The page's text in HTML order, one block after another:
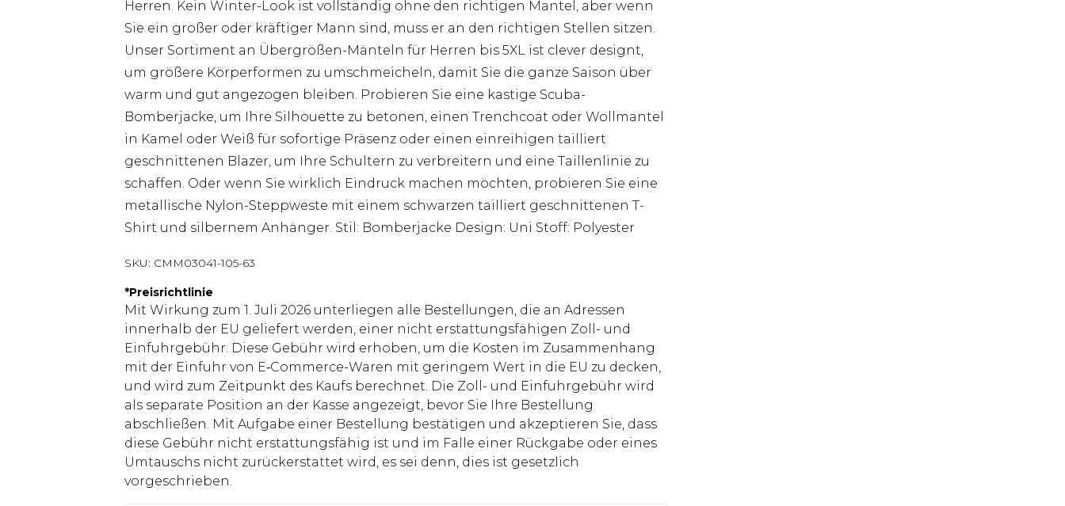
Herren. Kein Winter-Look ist vollständig ohne den richtigen Mantel, aber wenn
Sie ein großer oder kräftiger Mann sind, muss er an den richtigen Stellen sitzen.
Unser Sortiment an Übergrößen-Mänteln für Herren bis 5XL ist clever designt,
um größere Körperformen zu umschmeicheln, damit Sie die ganze Saison über
warm und gut angezogen bleiben. Probieren Sie eine kastige Scuba-
Bomberjacke, um Ihre Silhouette zu betonen, einen Trenchcoat oder Wollmantel
in Kamel oder Weiß für sofortige Präsenz oder einen einreihigen tailliert
geschnittenen Blazer, um Ihre Schultern zu verbreitern und eine Taillenlinie zu
schaffen. Oder wenn Sie wirklich Eindruck machen möchten, probieren Sie eine
metallische Nylon-Steppweste mit einem schwarzen tailliert geschnittenen T-
Shirt und silbernem Anhänger. Stil: Bomberjacke Design: Uni Stoff: Polyester
SKU: CMM03041-105-63
*Preisrichtlinie
Mit Wirkung zum 1. Juli 2026 unterliegen alle Bestellungen, die an Adressen
innerhalb der EU geliefert werden, einer nicht erstattungsfähigen Zoll- und
Einfuhrgebühr. Diese Gebühr wird erhoben, um die Kosten im Zusammenhang
mit der Einfuhr von E‑Commerce-Waren mit geringem Wert in die EU zu decken,
und wird zum Zeitpunkt des Kaufs berechnet. Die Zoll- und Einfuhrgebühr wird
als separate Position an der Kasse angezeigt, bevor Sie Ihre Bestellung
abschließen. Mit Aufgabe einer Bestellung bestätigen und akzeptieren Sie, dass
diese Gebühr nicht erstattungsfähig ist und im Falle einer Rückgabe oder eines
Umtauschs nicht zurückerstattet wird, es sei denn, dies ist gesetzlich
vorgeschrieben.